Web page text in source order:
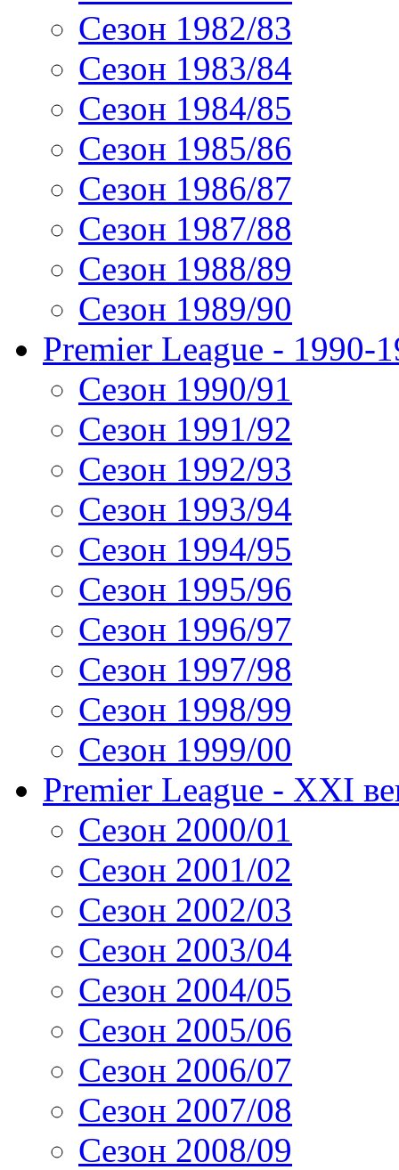
Сезон 1982/83
Сезон 1983/84
Сезон 1984/85
Сезон 1985/86
Сезон 1986/87
Сезон 1987/88
Сезон 1988/89
Сезон 1989/90
Premier League - 1990-
Сезон 1990/91
Сезон 1991/92
Сезон 1992/93
Сезон 1993/94
Сезон 1994/95
Сезон 1995/96
Сезон 1996/97
Сезон 1997/98
Сезон 1998/99
Сезон 1999/00
Premier League - XXI
Сезон 2000/01
Сезон 2001/02
Сезон 2002/03
Сезон 2003/04
Сезон 2004/05
Сезон 2005/06
Сезон 2006/07
Сезон 2007/08
Сезон 2008/09